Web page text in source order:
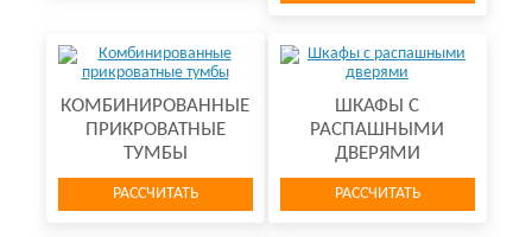
КОМБИНИРОВАННЫЕ
ПРИКРОВАТНЫЕ
ТУМБЫ
РАССЧИТАТЬ
ШКАФЫ С
РАСПАШНЫМИ
ДВЕРЯМИ
РАССЧИТАТЬ